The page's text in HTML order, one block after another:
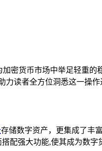
密货币市场中举足轻重的
读者全方位洞悉这一操作
存储数字资产，更集成了丰
配强大功能,使其成为数字